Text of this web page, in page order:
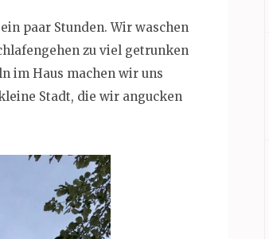
paar Stunden. Wir waschen
zu viel getrunken
im Haus machen wir uns
Stadt, die wir angucken